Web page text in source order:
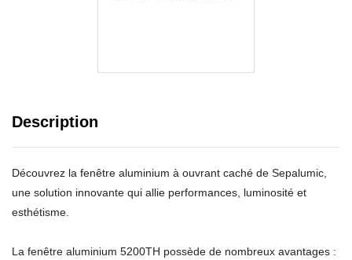
Description
Découvrez la fenêtre aluminium à ouvrant caché de Sepalumic,
une solution innovante qui allie performances, luminosité et
esthétisme.
La fenêtre aluminium 5200TH possède de nombreux avantages :